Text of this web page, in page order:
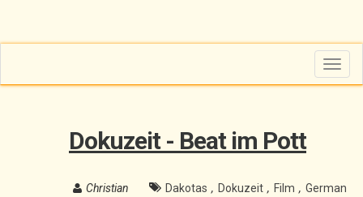
T
o
g
t
Dokuzeit - Beat im Pott
Christian Dakotas , Dokuzeit , Film , German